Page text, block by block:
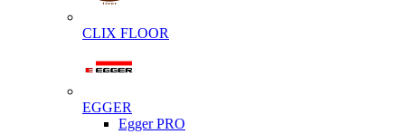
CLIX FLOOR
EGGER
Egger PRO